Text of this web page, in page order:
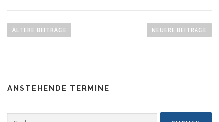
ÄLTERE BEITRÄGE NEUERE BEITRÄGE
ANSTEHENDE TERMINE